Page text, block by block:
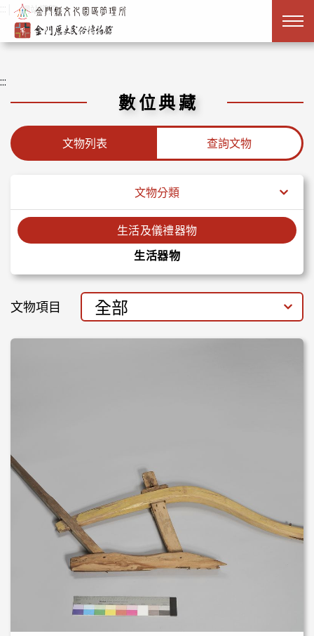
跳到主要內容
網站導覽
:::
數位典藏
文物列表 查詢文物
文物分類
生活及儀禮器物
生活器物
文物項目 全部